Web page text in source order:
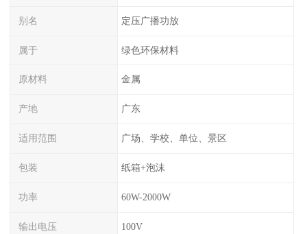
别名 定压广播功放
属于 绿色环保材料
原材料 金属
产地 广东
适用范围 广场、学校、单位、景区
包装 纸箱+泡沫
功率 60W-2000W
输出电压 100V